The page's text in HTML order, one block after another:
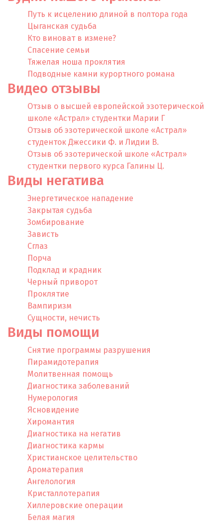
Путь к исцелению длиной в полтора года
Цыганская судьба
Кто виноват в измене?
Спасение семьи
Тяжелая ноша проклятия
Подводные камни курортного романа
Видео отзывы
Отзыв о высшей европейской эзотерической
школе «Астрал» студентки Марии Г
Отзыв об эзотерической школе «Астрал»
студенток Джессики Ф. и Лидии В.
Отзыв об эзотерической школе «Астрал»
студентки первого курса Галины Ц.
Виды негатива
Энергетическое нападение
Закрытая судьба
3омбирование
Зависть
Сглаз
Порча
Подклад и крадник
Черный приворот
Проклятие
Вампиризм
Сущности, нечисть
Виды помощи
Снятие программы разрушения
Пирамидотерапия
Молитвенная помощь
Диагностика заболеваний
Нумерология
Ясновидение
Хиромантия
Диагностика на негатив
Диагностика кармы
Христианское целительство
Ароматерапия
Ангелология
Кристаллотерапия
Хиллеровские операции
Белая магия